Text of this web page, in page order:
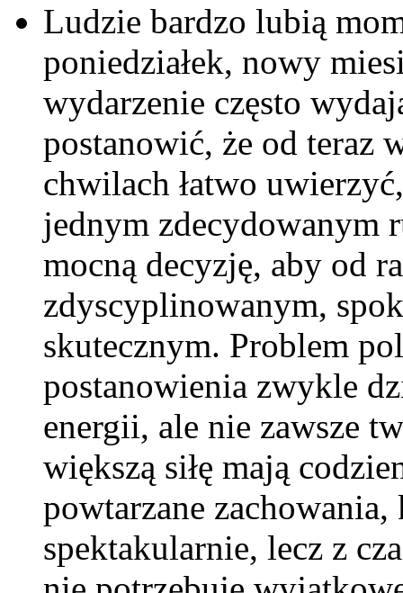
Ludzie bardzo lubią
poniedziałek, nowy
wydarzenie często
postanowić, że od teraz
chwilach łatwo
jednym zdecydowanym
mocną decyzję, aby od
zdyscyplinowanym,
skutecznym. Problem
postanowienia zwykle
energii, ale nie zawsze
większą siłę mają
powtarzane
spektakularnie, lecz z